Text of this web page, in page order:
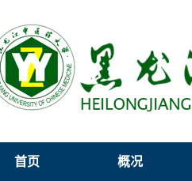
首页 概况